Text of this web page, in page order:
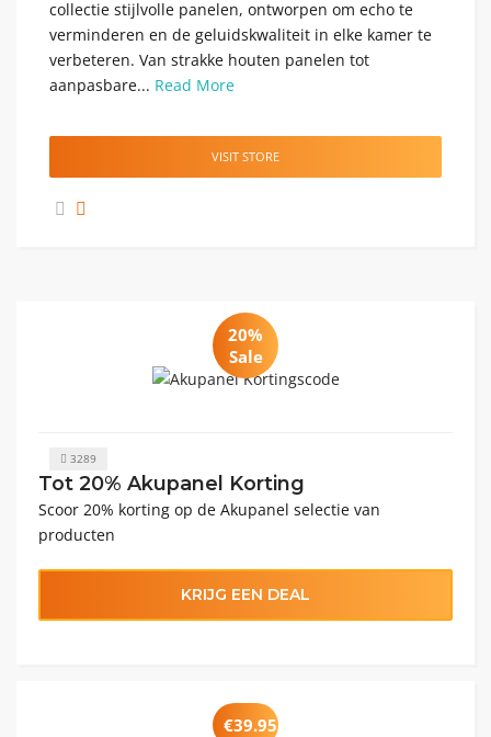
collectie stijlvolle panelen, ontworpen om echo te
verminderen en de geluidskwaliteit in elke kamer te
verbeteren. Van strakke houten panelen tot
aanpasbare... Read More
VISIT STORE
20%
Sale
3289
Tot 20% Akupanel Korting
Scoor 20% korting op de Akupanel selectie van
producten
KRIJG EEN DEAL
€39.95